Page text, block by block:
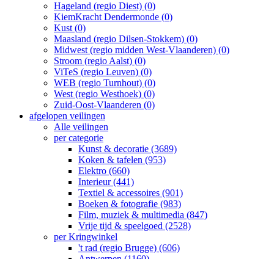
Hageland (regio Diest) (0)
KiemKracht Dendermonde (0)
Kust (0)
Maasland (regio Dilsen-Stokkem) (0)
Midwest (regio midden West-Vlaanderen) (0)
Stroom (regio Aalst) (0)
ViTeS (regio Leuven) (0)
WEB (regio Turnhout) (0)
West (regio Westhoek) (0)
Zuid-Oost-Vlaanderen (0)
afgelopen veilingen
Alle veilingen
per categorie
Kunst & decoratie (3689)
Koken & tafelen (953)
Elektro (660)
Interieur (441)
Textiel & accessoires (901)
Boeken & fotografie (983)
Film, muziek & multimedia (847)
Vrije tijd & speelgoed (2528)
per Kringwinkel
't rad (regio Brugge) (606)